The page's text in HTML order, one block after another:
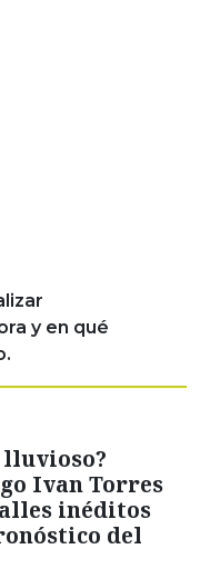
y en qué
lluvioso?
Ivan Torres
inéditos
del